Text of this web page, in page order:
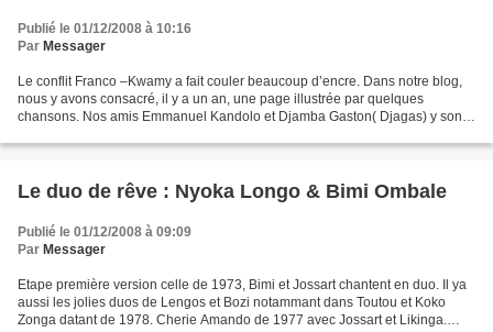
Publié le 01/12/2008 à 10:16
Par Messager
Le conflit Franco –Kwamy a fait couler beaucoup d’encre. Dans notre blog,
nous y avons consacré, il y a un an, une page illustrée par quelques
chansons. Nos amis Emmanuel Kandolo et Djamba Gaston( Djagas) y sont
Le duo de rêve : Nyoka Longo & Bimi Ombale
Publié le 01/12/2008 à 09:09
Par Messager
Etape première version celle de 1973, Bimi et Jossart chantent en duo. Il ya
aussi les jolies duos de Lengos et Bozi notammant dans Toutou et Koko
Zonga datant de 1978. Cherie Amando de 1977 avec Jossart et Likinga.